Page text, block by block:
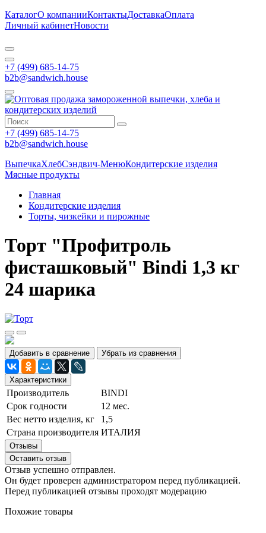
КаталогО компанииКонтактыДоставкаОплата
Личный кабинетНовости
+7 (499) 685-14-75
b2b@sandwich.house
+7 (499) 685-14-75
b2b@sandwich.house
ВыпечкаХлебСэндвич-МенюКондитерские изделия
Мясные продукты
Главная
Кондитерские изделия
Торты, чизкейки и пирожные
Торт "Профитроль
фисташковый" Bindi 1,3 кг
24 шарика
Добавить в сравнение Убрать из сравнения
Характеристики
Производитель
BINDI
Срок годности
12 мес.
Вес нетто изделия, кг
1,5
Страна производителя ИТАЛИЯ
Отзывы
Оставить отзыв
Отзыв успешно отправлен.
Он будет проверен администратором перед публикацией.
Перед публикацией отзывы проходят модерацию
Похожие товары